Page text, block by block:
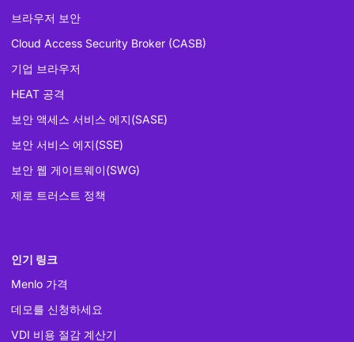
브라우저 보안
Cloud Access Security Broker (CASB)
기업 브라우저
HEAT 공격
보안 액세스 서비스 에지(SASE)
보안 서비스 에지(SSE)
보안 웹 게이트웨이(SWG)
제로 트러스트 정책
인기 링크
Menlo 가격
데모를 신청하세요
VDI 비용 절감 계산기